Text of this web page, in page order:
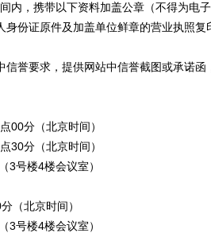
内，携带以下资料加盖公章（不得为电
身份证原件及加盖单位鲜章的营业执照
信誉要求，提供网站中信誉截图或承诺
00分（北京时间）
30分（北京时间）
3号楼4楼会议室）
（北京时间）
3号楼4楼会议室）